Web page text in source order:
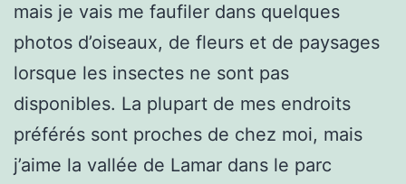
mais je vais me faufiler dans quelques
photos d’oiseaux, de fleurs et de paysages
lorsque les insectes ne sont pas
disponibles. La plupart de mes endroits
préférés sont proches de chez moi, mais
j’aime la vallée de Lamar dans le parc